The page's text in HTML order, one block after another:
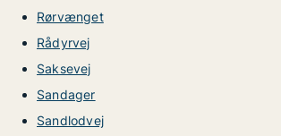
Rørvænget
Rådyrvej
Saksevej
Sandager
Sandlodvej